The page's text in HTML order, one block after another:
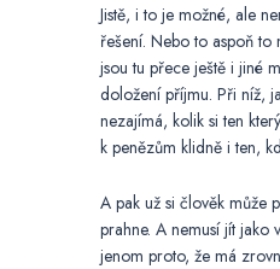
Jistě, i to je možné, ale
řešení. Nebo to aspoň to
jsou tu přece ještě i jiné
doložení příjmu. Při níž,
nezajímá, kolik si ten
k penězům klidně i ten,
A pak už si člověk může
prahne. A nemusí jít jako
jenom proto, že má